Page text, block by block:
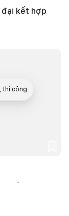
đại kết hợp
vườn tạo
thi công